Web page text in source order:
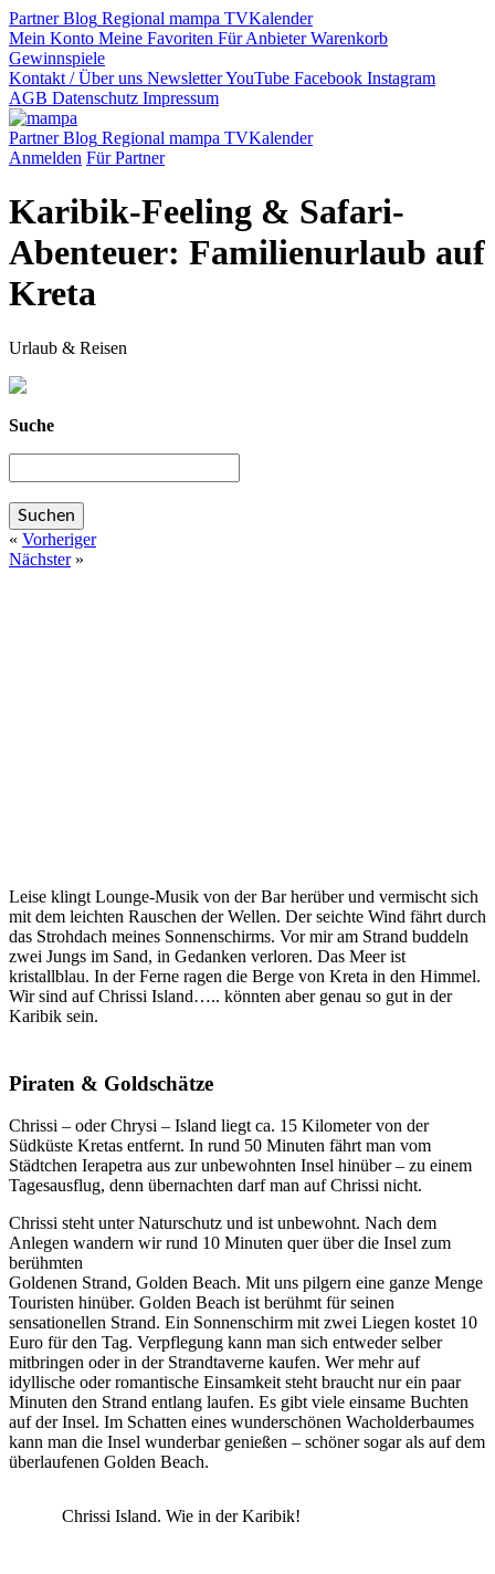
PartnerBlog Regional mampa TVKalender
Mein Konto Meine Favoriten Für AnbieterWarenkorb
Gewinnspiele
Kontakt / Über uns NewsletterYouTube Facebook Instagram
AGB Datenschutz Impressum
PartnerBlog Regional mampa TVKalender
Anmelden Für Partner
Karibik-Feeling & Safari-
Abenteuer: Familienurlaub auf
Kreta
Urlaub & Reisen
Suche
« Vorheriger
Nächster»
Leise klingt Lounge-Musik von der Bar herüber und vermischt sich
mit dem leichten Rauschen der Wellen. Der seichte Wind fährt durch
das Strohdach meines Sonnenschirms. Vor mir am Strand buddeln
zwei Jungs im Sand, in Gedanken verloren. Das Meer ist
kristallblau. In der Ferne ragen die Berge von Kreta in den Himmel.
Wir sind auf Chrissi Island….. könnten aber genau so gut in der
Karibik sein.
Piraten & Goldschätze
Chrissi – oder Chrysi – Island liegt ca. 15 Kilometer von der
Südküste Kretas entfernt. In rund 50 Minuten fährt man vom
Städtchen Ierapetra aus zur unbewohnten Insel hinüber – zu einem
Tagesausflug, denn übernachten darf man auf Chrissi nicht.
Chrissi steht unter Naturschutz und ist unbewohnt. Nach dem
Anlegen wandern wir rund 10 Minuten quer über die Insel zum
berühmten
Goldenen Strand, Golden Beach. Mit uns pilgern eine ganze Menge
Touristen hinüber. Golden Beach ist berühmt für seinen
sensationellen Strand. Ein Sonnenschirm mit zwei Liegen kostet 10
Euro für den Tag. Verpflegung kann man sich entweder selber
mitbringen oder in der Strandtaverne kaufen. Wer mehr auf
idyllische oder romantische Einsamkeit steht braucht nur ein paar
Minuten den Strand entlang laufen. Es gibt viele einsame Buchten
auf der Insel. Im Schatten eines wunderschönen Wacholderbaumes
kann man die Insel wunderbar genießen – schöner sogar als auf dem
überlaufenen Golden Beach.
Chrissi Island. Wie in der Karibik!